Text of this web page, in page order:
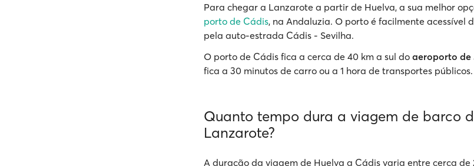
Para chegar a Lanzarote a partir de Huelva, a sua melhor
porto de Cádis, na Andaluzia. O porto é facilmente acessível
pela auto-estrada Cádis - Sevilha.
O porto de Cádis fica a cerca de 40 km a sul do aeroporto de
fica a 30 minutos de carro ou a 1 hora de transportes públicos.
Quanto tempo dura a viagem de barco
Lanzarote?
A duração da viagem de Huelva a Cádis varia entre cerca de